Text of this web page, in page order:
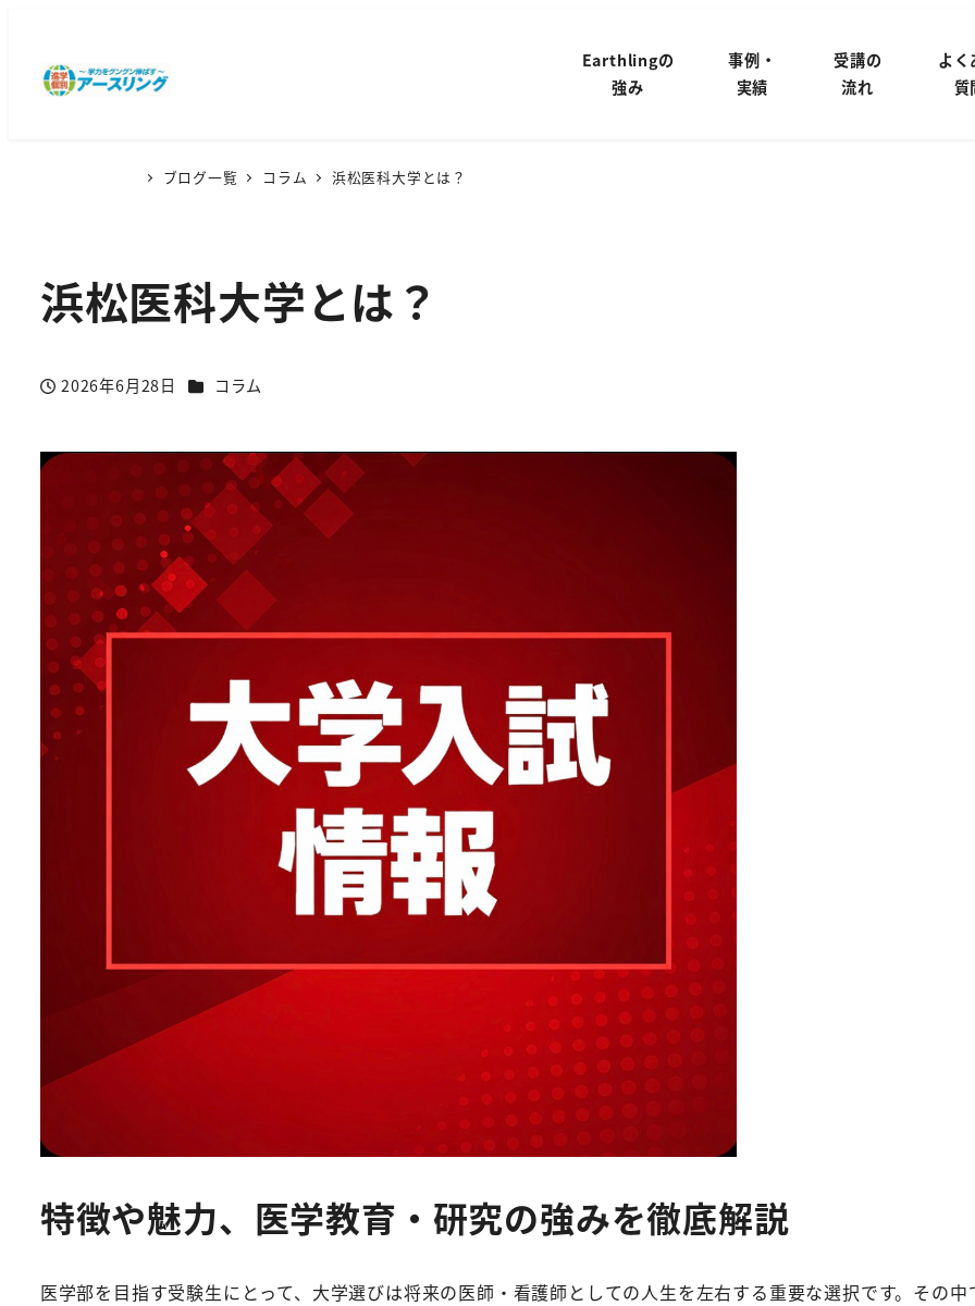
Earthlingの
強み
事例・
実績
受講の
流れ
よく
質
ブログ一覧 コラム 浜松医科大学とは？
浜松医科大学とは？
投稿日
2026年6月28日 カテゴリー
コラム
特徴や魅力、医学教育・研究の強みを徹底解説
医学部を目指す受験生にとって、大学選びは将来の医師・看護師としての人生を左右する重要な選択です。その